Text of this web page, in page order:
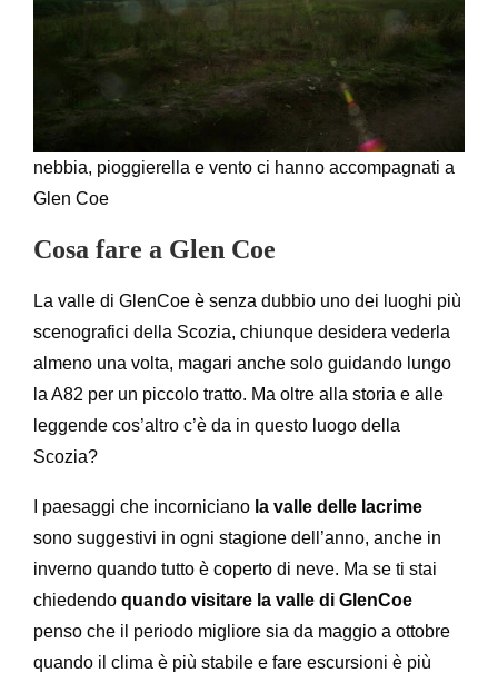
nebbia, pioggierella e vento ci hanno accompagnati a
Glen Coe
Cosa fare a Glen Coe
La valle di GlenCoe è senza dubbio uno dei luoghi più
scenografici della Scozia, chiunque desidera vederla
almeno una volta, magari anche solo guidando lungo
la A82 per un piccolo tratto. Ma oltre alla storia e alle
leggende cos’altro c’è da in questo luogo della
Scozia?
I paesaggi che incorniciano la valle delle lacrime
sono suggestivi in ogni stagione dell’anno, anche in
inverno quando tutto è coperto di neve. Ma se ti stai
chiedendo quando visitare la valle di GlenCoe
penso che il periodo migliore sia da maggio a ottobre
quando il clima è più stabile e fare escursioni è più